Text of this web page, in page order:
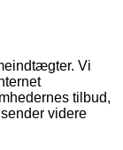
Vi
tilbud,
videre